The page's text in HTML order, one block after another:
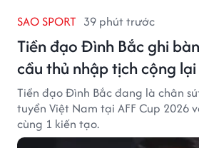
SAO SPORT 39 phút trước
Tiền đạo Đình Bắc ghi
cầu thủ nhập tịch cộng lại
Tiền đạo Đình Bắc đang là chân
tuyển Việt Nam tại AFF Cup 2026
cùng 1 kiến tạo.